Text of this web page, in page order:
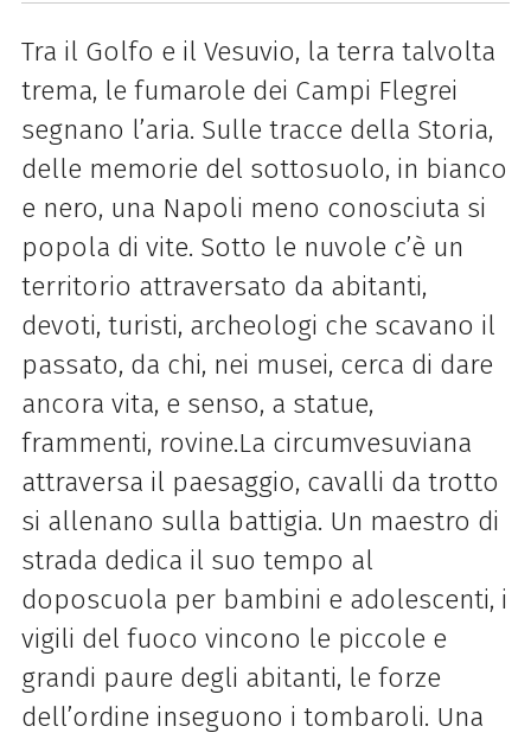
Tra il Golfo e il Vesuvio, la terra talvolta
trema, le fumarole dei Campi Flegrei
segnano l’aria. Sulle tracce della Storia,
delle memorie del sottosuolo, in bianco
e nero, una Napoli meno conosciuta si
popola di vite. Sotto le nuvole c’è un
territorio attraversato da abitanti,
devoti, turisti, archeologi che scavano il
passato, da chi, nei musei, cerca di dare
ancora vita, e senso, a statue,
frammenti, rovine.La circumvesuviana
attraversa il paesaggio, cavalli da trotto
si allenano sulla battigia. Un maestro di
strada dedica il suo tempo al
doposcuola per bambini e adolescenti, i
vigili del fuoco vincono le piccole e
grandi paure degli abitanti, le forze
dell’ordine inseguono i tombaroli. Una